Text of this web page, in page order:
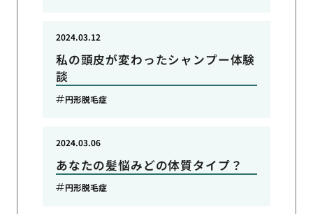
私の頭皮が変わったシャンプー体験
談
2024.03.12
円形脱毛症
あなたの髪悩みどの体質タイプ？
2024.03.06
円形脱毛症